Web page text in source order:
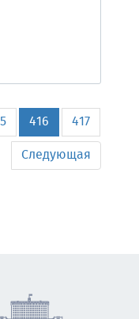
416
417
Следующая